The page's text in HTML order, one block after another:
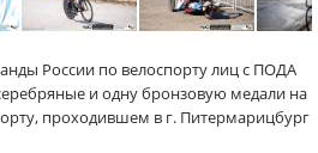
России по велоспорту лиц с ПОДА
и одну бронзовую медали на
проходившем в г. Питермарицбург